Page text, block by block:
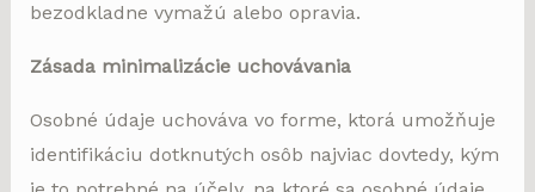
bezodkladne vymažú alebo opravia.
Zásada minimalizácie uchovávania
Osobné údaje uchováva vo forme, ktorá umožňuje
identifikáciu dotknutých osôb najviac dovtedy, kým